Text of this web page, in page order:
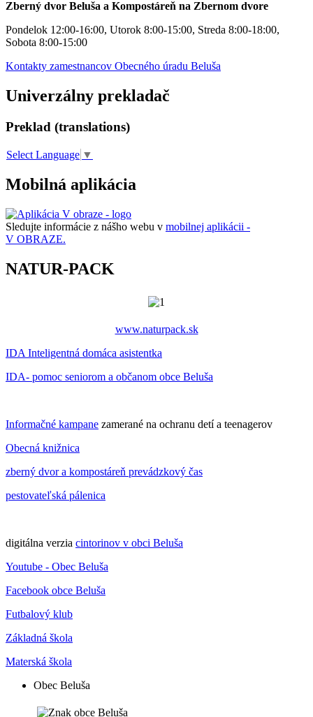
Zberný dvor Beluša a Kompostáreň na Zbernom dvore
Pondelok 12:00-16:00, Utorok 8:00-15:00, Streda 8:00-18:00,
Sobota 8:00-15:00
Kontakty zamestnancov Obecného úradu Beluša
Univerzálny prekladač
Preklad (translations)
Select Language ▼
Mobilná aplikácia
Sledujte informácie z nášho webu v mobilnej aplikácii -
V OBRAZE.
NATUR-PACK
www.naturpack.sk
IDA Inteligentná domáca asistentka
IDA- pomoc seniorom a občanom obce Beluša
Informačné kampane zamerané na ochranu detí a teenagerov
Obecná knižnica
zberný dvor a kompostáreň prevádzkový čas
pestovateľská pálenica
digitálna verzia cintorinov v obci Beluša
Youtube - Obec Beluša
Facebook obce Beluša
Futbalový klub
Základná škola
Materská škola
Obec Beluša